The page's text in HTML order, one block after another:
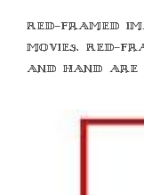
Red-framed
movies. Red-
and hand are